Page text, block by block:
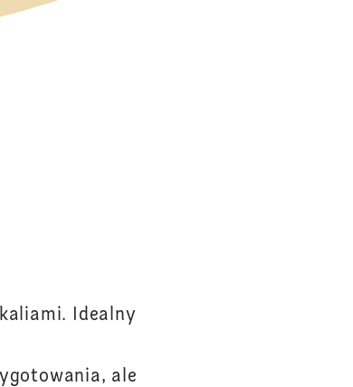
Idealny
ale